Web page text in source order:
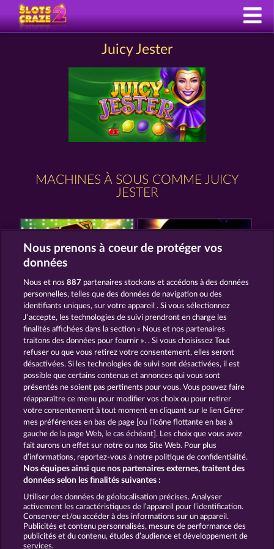
Juicy Jester
MACHINES À SOUS COMME JUICY
JESTER
3 GOLDEN CHERRIES TOTAL ECLIPSE
SUPER DUPER CHERRY MIGHTY 40
CGU Charte de confidentialité
Mentions légales Société FAQ
Facebook
Envoyer la demande de rétractation
Nous prenons à coeur de protéger vos
données
Nous et nos887 partenaires stockons et accédons à des données
personnelles, telles que des données de navigation ou des
identifiants uniques, sur votre appareil . Si vous sélectionnez
J'accepte, les technologies de suivi prendront en charge les
finalités affichées dans la section « Nous et nos partenaires
traitons des données pour fournir ». . Si vous choisissez Tout
refuser ou que vous retirez votre consentement, elles seront
désactivées. Si les technologies de suivi sont désactivées, il est
possible que certains contenus et annonces qui vous sont
présentés ne soient pas pertinents pour vous. Vous pouvez faire
réapparaître ce menu pour modifier vos choix ou pour retirer
votre consentement à tout moment en cliquant sur le lien Gérer
mes préférences en bas de page [ou l'icône flottante en bas à
gauche de la page Web, le cas échéant]. Les choix que vous avez
fait aurons un effet sur notre ou nos Site Web. Pour plus
d’informations, reportez-vous à notre politique de confidentialité.
Nos équipes ainsi que nos partenaires externes, traitent des
données selon les finalités suivantes :
Utiliser des données de géolocalisation précises. Analyser
activement les caractéristiques de l’appareil pour l’identification.
Conserver et/ou accéder à des informations sur un appareil.
Publicités et contenu personnalisés, mesure de performance des
publicités et du contenu, études d’audience et développement de
services.